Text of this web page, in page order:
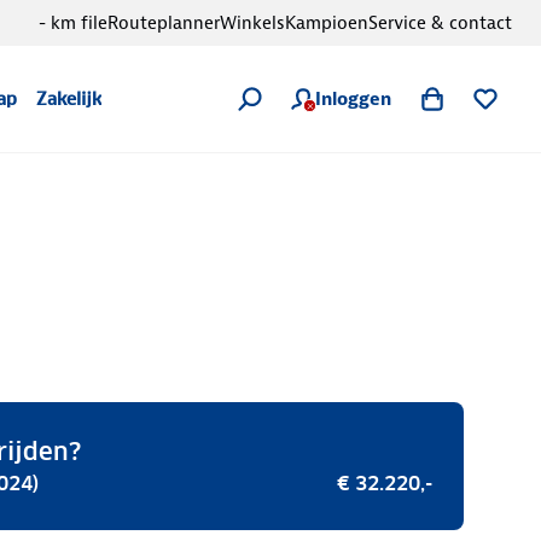
Zakelijk Inloggen
- km fileRouteplannerWinkelsKampioenService & contact
€ 32.220,-